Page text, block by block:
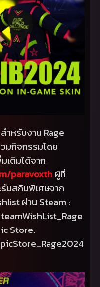
สำหรับงาน Rage
มกิจกรรมโดย
เติมได้จาก
paravoxthผู้ที่
รับสกินพิเศษจาก
ผ่าน Steam :
Store:
2024